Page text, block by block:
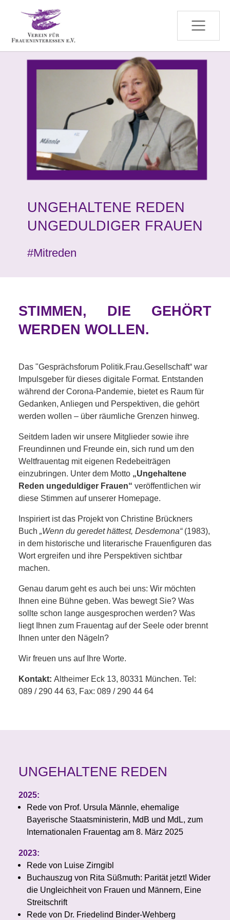
UNGEHALTENE REDEN
UNGEDULDIGER FRAUEN
#Mitreden
STIMMEN, DIE GEHÖRT
WERDEN WOLLEN.
Das "Gesprächsforum Politik.Frau.Gesellschaft“ war
Impulsgeber für dieses digitale Format. Entstanden
während der Corona-Pandemie, bietet es Raum für
Gedanken, Anliegen und Perspektiven, die gehört
werden wollen – über räumliche Grenzen hinweg.
Seitdem laden wir unsere Mitglieder sowie ihre
Freundinnen und Freunde ein, sich rund um den
Weltfrauentag mit eigenen Redebeiträgen
einzubringen. Unter dem Motto „Ungehaltene
Reden ungeduldiger Frauen“ veröffentlichen wir
diese Stimmen auf unserer Homepage.
Inspiriert ist das Projekt von Christine Brückners
Buch „Wenn du geredet hättest, Desdemona“(1983),
in dem historische und literarische Frauenfiguren das
Wort ergreifen und ihre Perspektiven sichtbar
machen.
Genau darum geht es auch bei uns: Wir möchten
Ihnen eine Bühne geben. Was bewegt Sie? Was
sollte schon lange ausgesprochen werden? Was
liegt Ihnen zum Frauentag auf der Seele oder brennt
Ihnen unter den Nägeln?
Wir freuen uns auf Ihre Worte.
Kontakt: Altheimer Eck 13, 80331 München. Tel:
089 / 290 44 63, Fax: 089 / 290 44 64
UNGEHALTENE REDEN
2025:
Rede von Prof. Ursula Männle, ehemalige
Bayerische Staatsministerin, MdB und MdL, zum
Internationalen Frauentag am 8. März 2025
2023:
Rede von Luise Zirngibl
Buchauszug von Rita Süßmuth: Parität jetzt! Wider
die Ungleichheit von Frauen und Männern, Eine
Streitschrift
Rede von Dr. Friedelind Binder-Wehberg